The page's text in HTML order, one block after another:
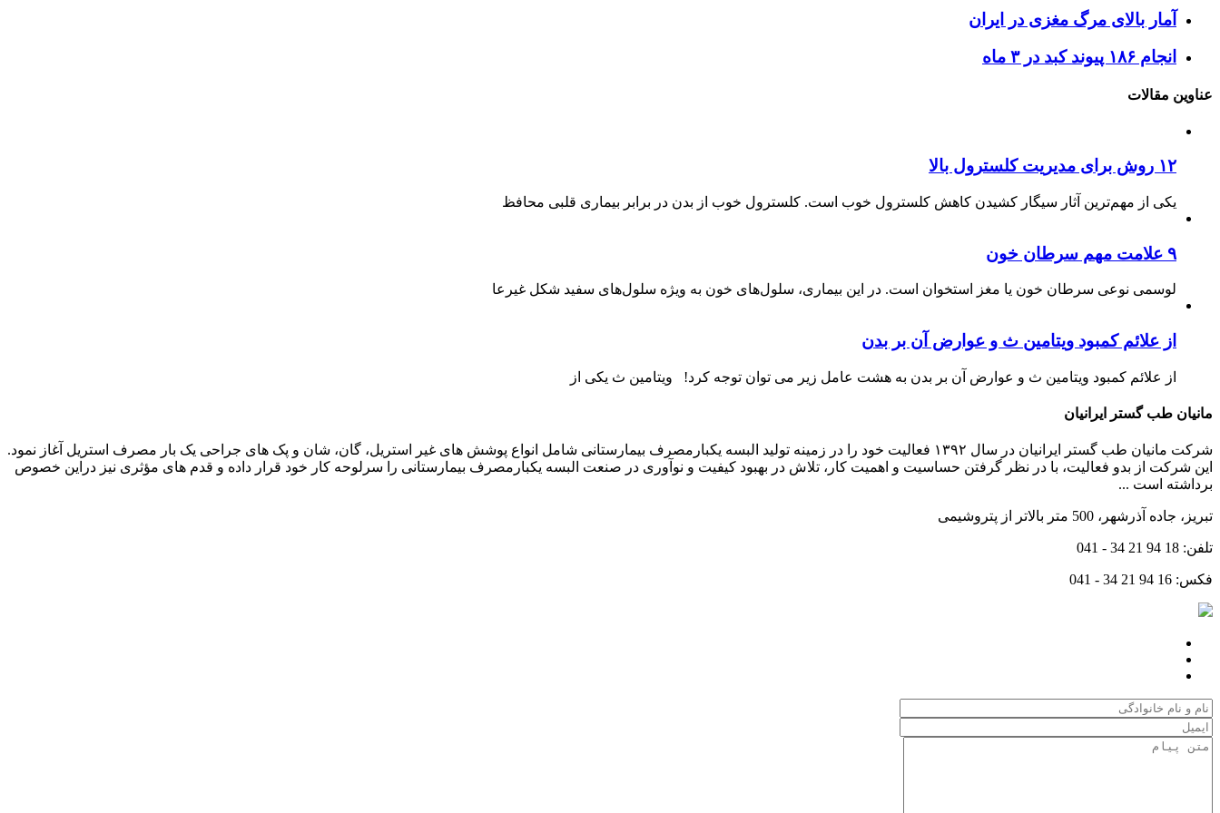
آمار بالای مرگ مغزی در ایران
انجام ۱۸۶ پیوند کبد در ۳ ماه
عناوین مقالات
۱۲ روش برای مدیریت کلسترول بالا
یکی از مهم‌ترین آثار سیگار کشیدن کاهش کلسترول خوب است. کلسترول خوب از بدن در برابر بیماری قلبی محافظ
۹ علامت مهم سرطان خون
لوسمی نوعی سرطان خون یا مغز استخوان است. در این بیماری، سلول‌های خون به ویژه سلول‌های سفید شکل غیرعا
از علائم کمبود ویتامین ث و عوارض آن بر بدن
از علائم کمبود ویتامین ث و عوارض آن بر بدن به هشت عامل زیر می توان توجه کرد! ویتامین ث یکی از
مانیان طب گستر ایرانیان
شرکت مانیان طب گستر ایرانیان در سال ۱۳۹۲ فعالیت خود را در زمینه تولید البسه یکبارمصرف بیمارستانی شامل انواع پوشش های غیر استریل، گان، شان و پک های جراحی یک بار مصرف استریل آغاز نمود.
این شرکت از بدو فعالیت، با در نظر گرفتن حساسیت و اهمیت کار، تلاش در بهبود کیفیت و نوآوری در صنعت البسه یکبارمصرف بیمارستانی را سرلوحه کار خود قرار داده و قدم های مؤثری نیز دراین خصوص
برداشته است ...
تبریز، جاده آذرشهر، 500 متر بالاتر از پتروشیمی
تلفن: 041 - 34 21 94 18
فکس: 041 - 34 21 94 16